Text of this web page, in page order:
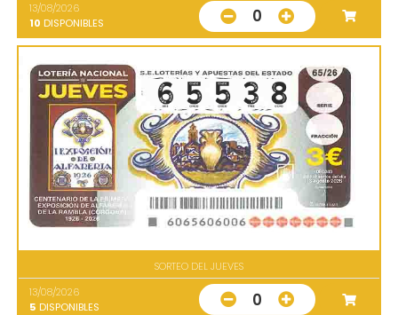
13/08/2026
10 DISPONIBLES 0
SORTEO DEL JUEVES
13/08/2026
5 DISPONIBLES 0